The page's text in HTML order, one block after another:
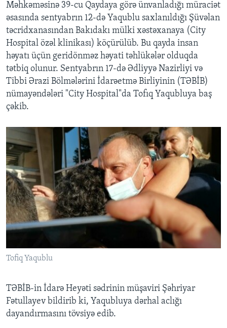
Məhkəməsinə 39-cu Qaydaya görə ünvanladığı müraciət
əsasında sentyabrın 12-də Yaqublu saxlanıldığı Şüvəlan
təcridxanasından Bakıdakı mülki xəstəxanaya (City
Hospital özəl klinikası) köçürülüb. Bu qayda insan
həyatı üçün geridönməz həyati təhlükələr olduqda
tətbiq olunur. Sentyabrın 17-də Ədliyyə Nazirliyi və
Tibbi Ərazi Bölmələrini İdarəetmə Birliyinin (TƏBİB)
nümayəndələri "City Hospital"da Tofıq Yaqubluya baş
çəkib.
Tofiq Yaqublu
TƏBİB-in İdarə Heyəti sədrinin müşaviri Şəhriyar
Fətullayev bildirib ki, Yaqubluya dərhal aclığı
dayandırmasını tövsiyə edib.